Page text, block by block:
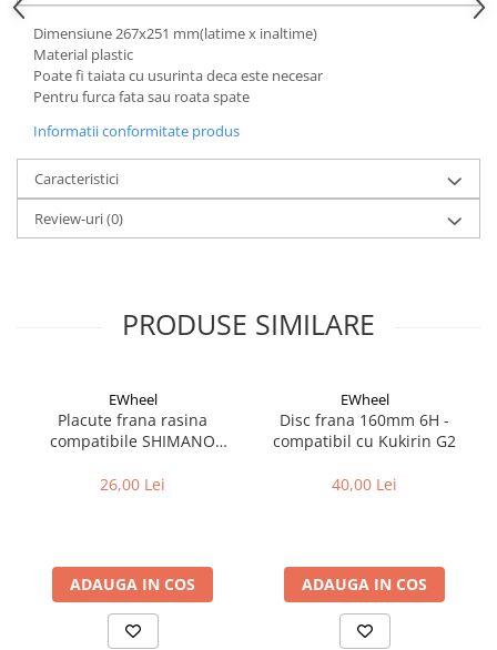
Ghidoane bicicleta
Pipe ghidon
Pedale bicicleta
Cabluri si camasi
Frana bicicleta
Saboti frana bicicleta
Adaptoare frana bicicleta
Frane pe janta
Accesorii frane bicicleta
Roti bicicleta
Jante bicicleta
Dimensiune 267x251 mm(latime x inaltime)
Material plastic
Poate fi taiata cu usurinta deca este necesar
Pentru furca fata sau roata spate
Informatii conformitate produs
Caracteristici
Review-uri(0)
PRODUSE SIMILARE
EWheel
Placute frana rasina
compatibile SHIMANO
G2/G4 2025)
26,00 Lei
ADAUGA IN COS
EWheel
Disc frana 160mm 6H -
compatibil cu Kukirin G2
40,00 Lei
ADAUGA IN COS